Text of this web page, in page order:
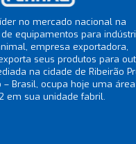
no mercado nacional na
equipamentos para
empresa exportadora,
seus produtos para
na cidade de Ribeirão
– Brasil, ocupa hoje uma
em sua unidade fabril.